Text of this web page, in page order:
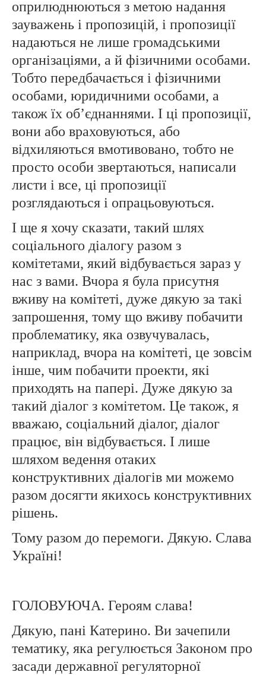
оприлюднюються з метою надання
зауважень і пропозицій, і пропозиції
надаються не лише громадськими
організаціями, а й фізичними особами.
Тобто передбачається і фізичними
особами, юридичними особами, а
також їх об’єднаннями. І ці пропозиції,
вони або враховуються, або
відхиляються вмотивовано, тобто не
просто особи звертаються, написали
листи і все, ці пропозиції
розглядаються і опрацьовуються.
І ще я хочу сказати, такий шлях
соціального діалогу разом з
комітетами, який відбувається зараз у
нас з вами. Вчора я була присутня
вживу на комітеті, дуже дякую за такі
запрошення, тому що вживу побачити
проблематику, яка озвучувалась,
наприклад, вчора на комітеті, це зовсім
інше, чим побачити проекти, які
приходять на папері. Дуже дякую за
такий діалог з комітетом. Це також, я
вважаю, соціальний діалог, діалог
працює, він відбувається. І лише
шляхом ведення отаких
конструктивних діалогів ми можемо
разом досягти якихось конструктивних
рішень.
Тому разом до перемоги. Дякую. Слава
Україні!
ГОЛОВУЮЧА. Героям слава!
Дякую, пані Катерино. Ви зачепили
тематику, яка регулюється Законом про
засади державної регуляторної